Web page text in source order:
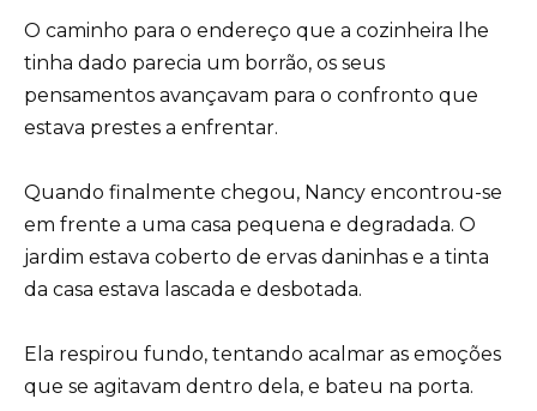
O caminho para o endereço que a cozinheira lhe
tinha dado parecia um borrão, os seus
pensamentos avançavam para o confronto que
estava prestes a enfrentar.
Quando finalmente chegou, Nancy encontrou-se
em frente a uma casa pequena e degradada. O
jardim estava coberto de ervas daninhas e a tinta
da casa estava lascada e desbotada.
Ela respirou fundo, tentando acalmar as emoções
que se agitavam dentro dela, e bateu na porta.